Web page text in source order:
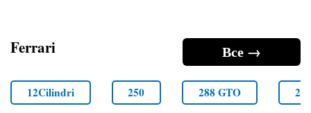
Все →
Ferrari
12Cilindri 250 288 GTO